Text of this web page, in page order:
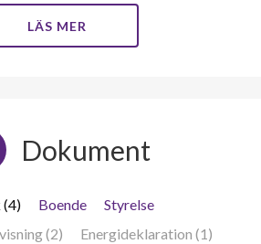
LÄS MER
Dokument
(4) Boende
Styrelse
(2)
Energideklaration (1)